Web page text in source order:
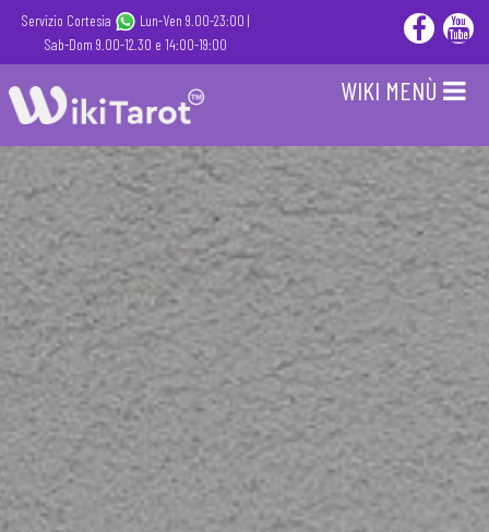
Servizio Cortesia
Lun-Ven 9.00-23:00 |
Sab-Dom 9.00-12.30 e 14:00-19:00
WIKI MENÙ